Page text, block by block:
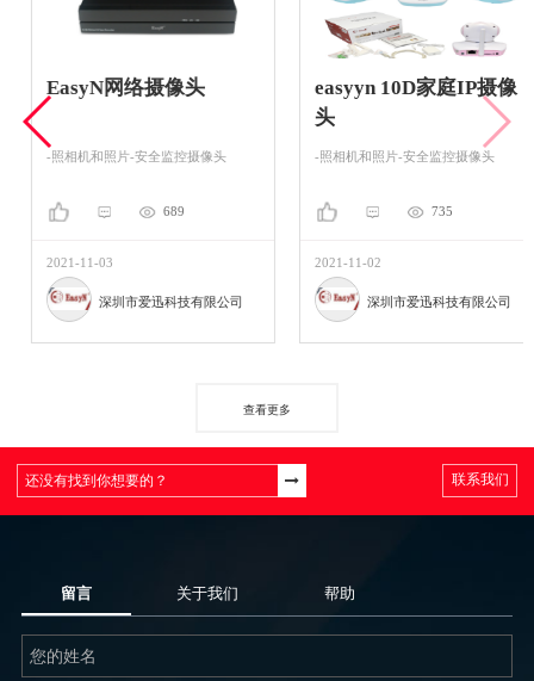
EasyN网络摄像头
-照相机和照片-安全监控摄像头
689
2021-11-03
深圳市爱迅科技有限公司
easyyn 10D家庭IP摄像
头
-照相机和照片-安全监控摄像头
735
2021-11-02
深圳市爱迅科技有限公司
查看更多
联系我们
留言 关于我们 帮助